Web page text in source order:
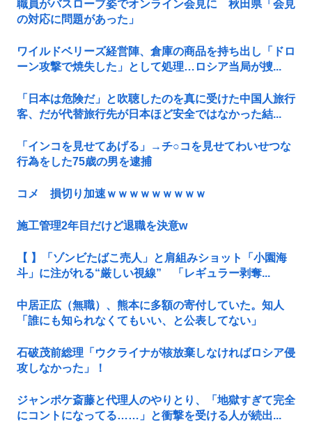
職員がバスローブ姿でオンライン会見に 秋田県「会見
の対応に問題があった」
ワイルドベリーズ経営陣、倉庫の商品を持ち出し「ドロ
ーン攻撃で焼失した」として処理…ロシア当局が捜...
「日本は危険だ」と吹聴したのを真に受けた中国人旅行
客、だが代替旅行先が日本ほど安全ではなかった結...
「インコを見せてあげる」→チ○コを見せてわいせつな
行為をした75歳の男を逮捕
コメ 損切り加速ｗｗｗｗｗｗｗｗｗ
施工管理2年目だけど退職を決意w
【 】「ゾンビたばこ売人」と肩組みショット「小園海
斗」に注がれる“厳しい視線” 「レギュラー剥奪...
中居正広（無職）、熊本に多額の寄付していた。知人
「誰にも知られなくてもいい、と公表してない」
石破茂前総理「ウクライナが核放棄しなければロシア侵
攻しなかった」！
ジャンポケ斎藤と代理人のやりとり、「地獄すぎて完全
にコントになってる……」と衝撃を受ける人が続出...